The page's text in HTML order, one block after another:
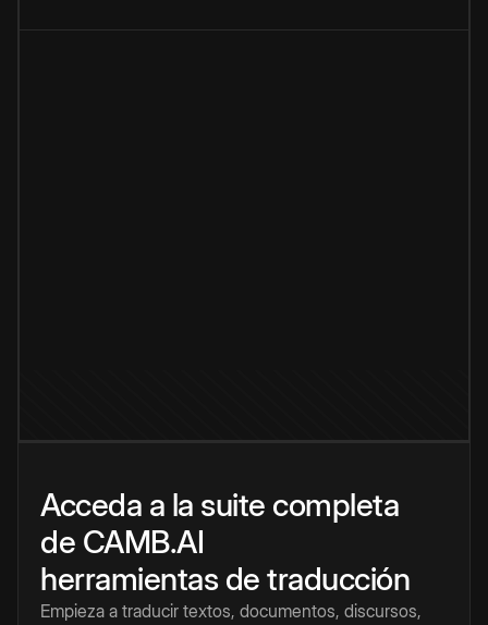
Acceda a la suite completa
de CAMB.AI
herramientas de traducción
Empieza a traducir textos, documentos, discursos,